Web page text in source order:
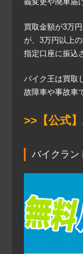
買取金額が3万
が、3万円以上
指定口座に振込
バイク王は買取
故障車や事故車
>>【公式
バイクラン